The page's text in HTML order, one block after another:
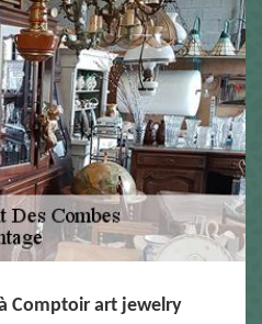
Comptoir art jewelry